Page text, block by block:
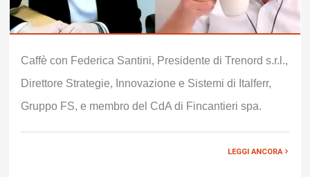
Caffè con Federica Santini, Presidente di Trenord s.r.l.,
Direttore Strategie, Innovazione e Sistemi di Italferr,
Gruppo FS, e membro del CdA di Fincantieri spa.
LEGGI ANCORA